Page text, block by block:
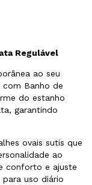
Regulável
ao seu
com Banho de
do estanho
garantindo
ovais sutis que
ao
conforto e ajuste
uso diário